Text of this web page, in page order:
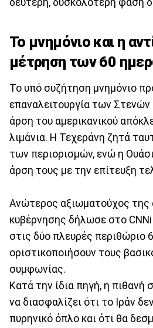
Το μνημόνιο και η
μέτρηση των 60
Το υπό συζήτηση μνημόνιο
επαναλειτουργία των Στενών
άρση του αμερικανικού
λιμάνια. Η Τεχεράνη ζητά
των περιορισμών, ενώ η
άρση τους με την επίτευξη
Ανώτερος αξιωματούχος της
κυβέρνησης δήλωσε στο CNNi
στις δύο πλευρές περιθώριο
οριστικοποιήσουν τους
συμφωνίας.
Κατά την ίδια πηγή, η πιθανή
να διασφαλίζει ότι το Ιράν
πυρηνικό όπλο και ότι θα